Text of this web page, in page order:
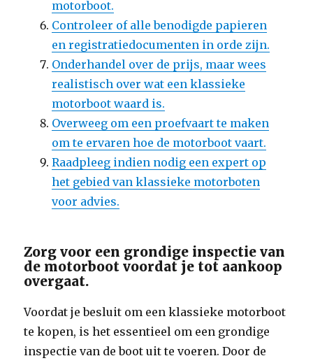
motorboot.
Controleer of alle benodigde papieren
en registratiedocumenten in orde zijn.
Onderhandel over de prijs, maar wees
realistisch over wat een klassieke
motorboot waard is.
Overweeg om een proefvaart te maken
om te ervaren hoe de motorboot vaart.
Raadpleeg indien nodig een expert op
het gebied van klassieke motorboten
voor advies.
Zorg voor een grondige inspectie van
de motorboot voordat je tot aankoop
overgaat.
Voordat je besluit om een klassieke motorboot
te kopen, is het essentieel om een grondige
inspectie van de boot uit te voeren. Door de